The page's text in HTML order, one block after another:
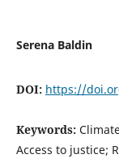
Serena Baldin
DOI: https://
Keywords:
Access to justice;